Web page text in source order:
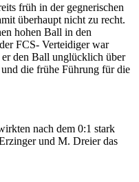
früh in der gegnerischen
überhaupt nicht zu recht.
hohen Ball in den
FCS- Verteidiger war
er den Ball unglücklich über
die frühe Führung für die
nach dem 0:1 stark
und M. Dreier das